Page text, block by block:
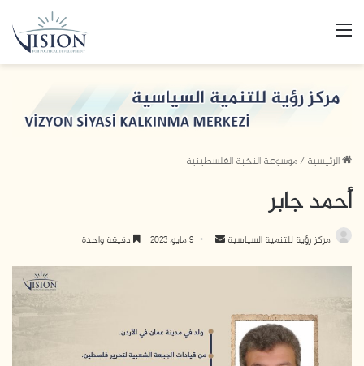
القائمة
الرئيسية/موسوعة النخبة الفلسطينية
أحمد جابر
مركز رؤية للتنمية السياسية
أرسل 9 مايو، 2023 دقيقة واحدة